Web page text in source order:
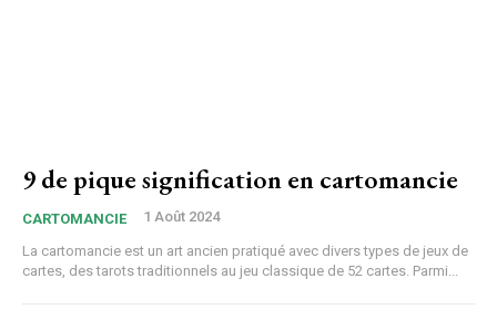
9 de pique signification en cartomancie
CARTOMANCIE 1 Août 2024
La cartomancie est un art ancien pratiqué avec divers types de jeux de
cartes, des tarots traditionnels au jeu classique de 52 cartes. Parmi...